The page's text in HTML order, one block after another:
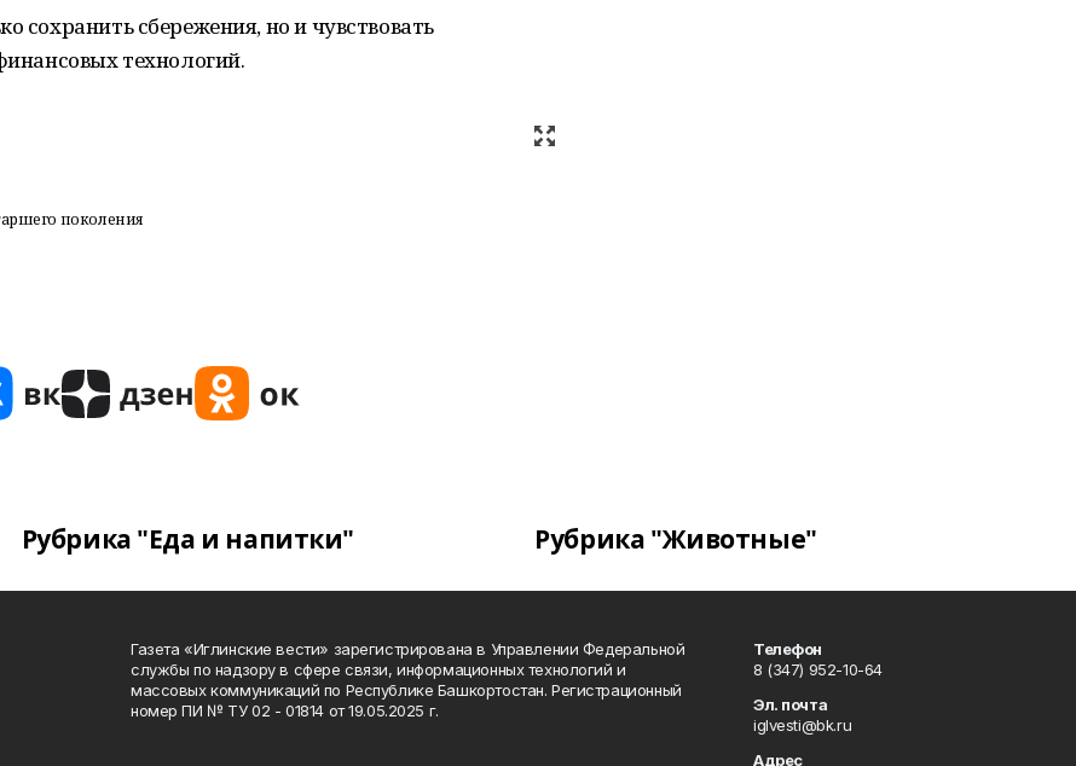
сохранить сбережения, но и чувствовать
технологий.
поколения
Рубрика "Еда и напитки" Рубрика "Животные"
Газета «Иглинские вести» зарегистрирована в Управлении Федеральной
службы по надзору в сфере связи, информационных технологий и
массовых коммуникаций по Республике Башкортостан. Регистрационный
номер ПИ № ТУ 02 - 01814 от 19.05.2025 г.
Телефон
8 (347) 952-10-64
Эл. почта
iglvesti@bk.ru
Адрес